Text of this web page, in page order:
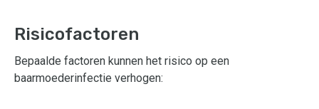
Risicofactoren
Bepaalde factoren kunnen het risico op een
baarmoederinfectie verhogen: